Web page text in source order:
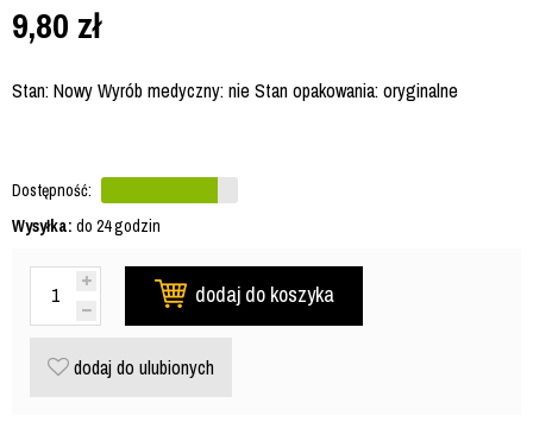
9,80 zł
Stan: Nowy Wyrób medyczny: nie Stan opakowania: oryginalne
Dostępność:
Wysyłka: do 24 godzin
dodaj do koszyka
dodaj do ulubionych